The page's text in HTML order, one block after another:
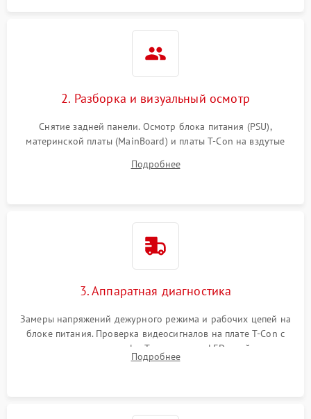
2. Разборка и визуальный осмотр
Снятие задней панели. Осмотр блока питания (PSU),
материнской платы (MainBoard) и платы T-Con на вздутые
Проверка надежности фиксации и целостности шлейфов.
Подробнее
3. Аппаратная диагностика
Замеры напряжений дежурного режима и рабочих цепей на
блоке питания. Проверка видеосигналов на плате T-Con с
помощью осциллографа. Тестирование LED-драйвера и
светодиодных планок подсветки мультиметром.
Подробнее